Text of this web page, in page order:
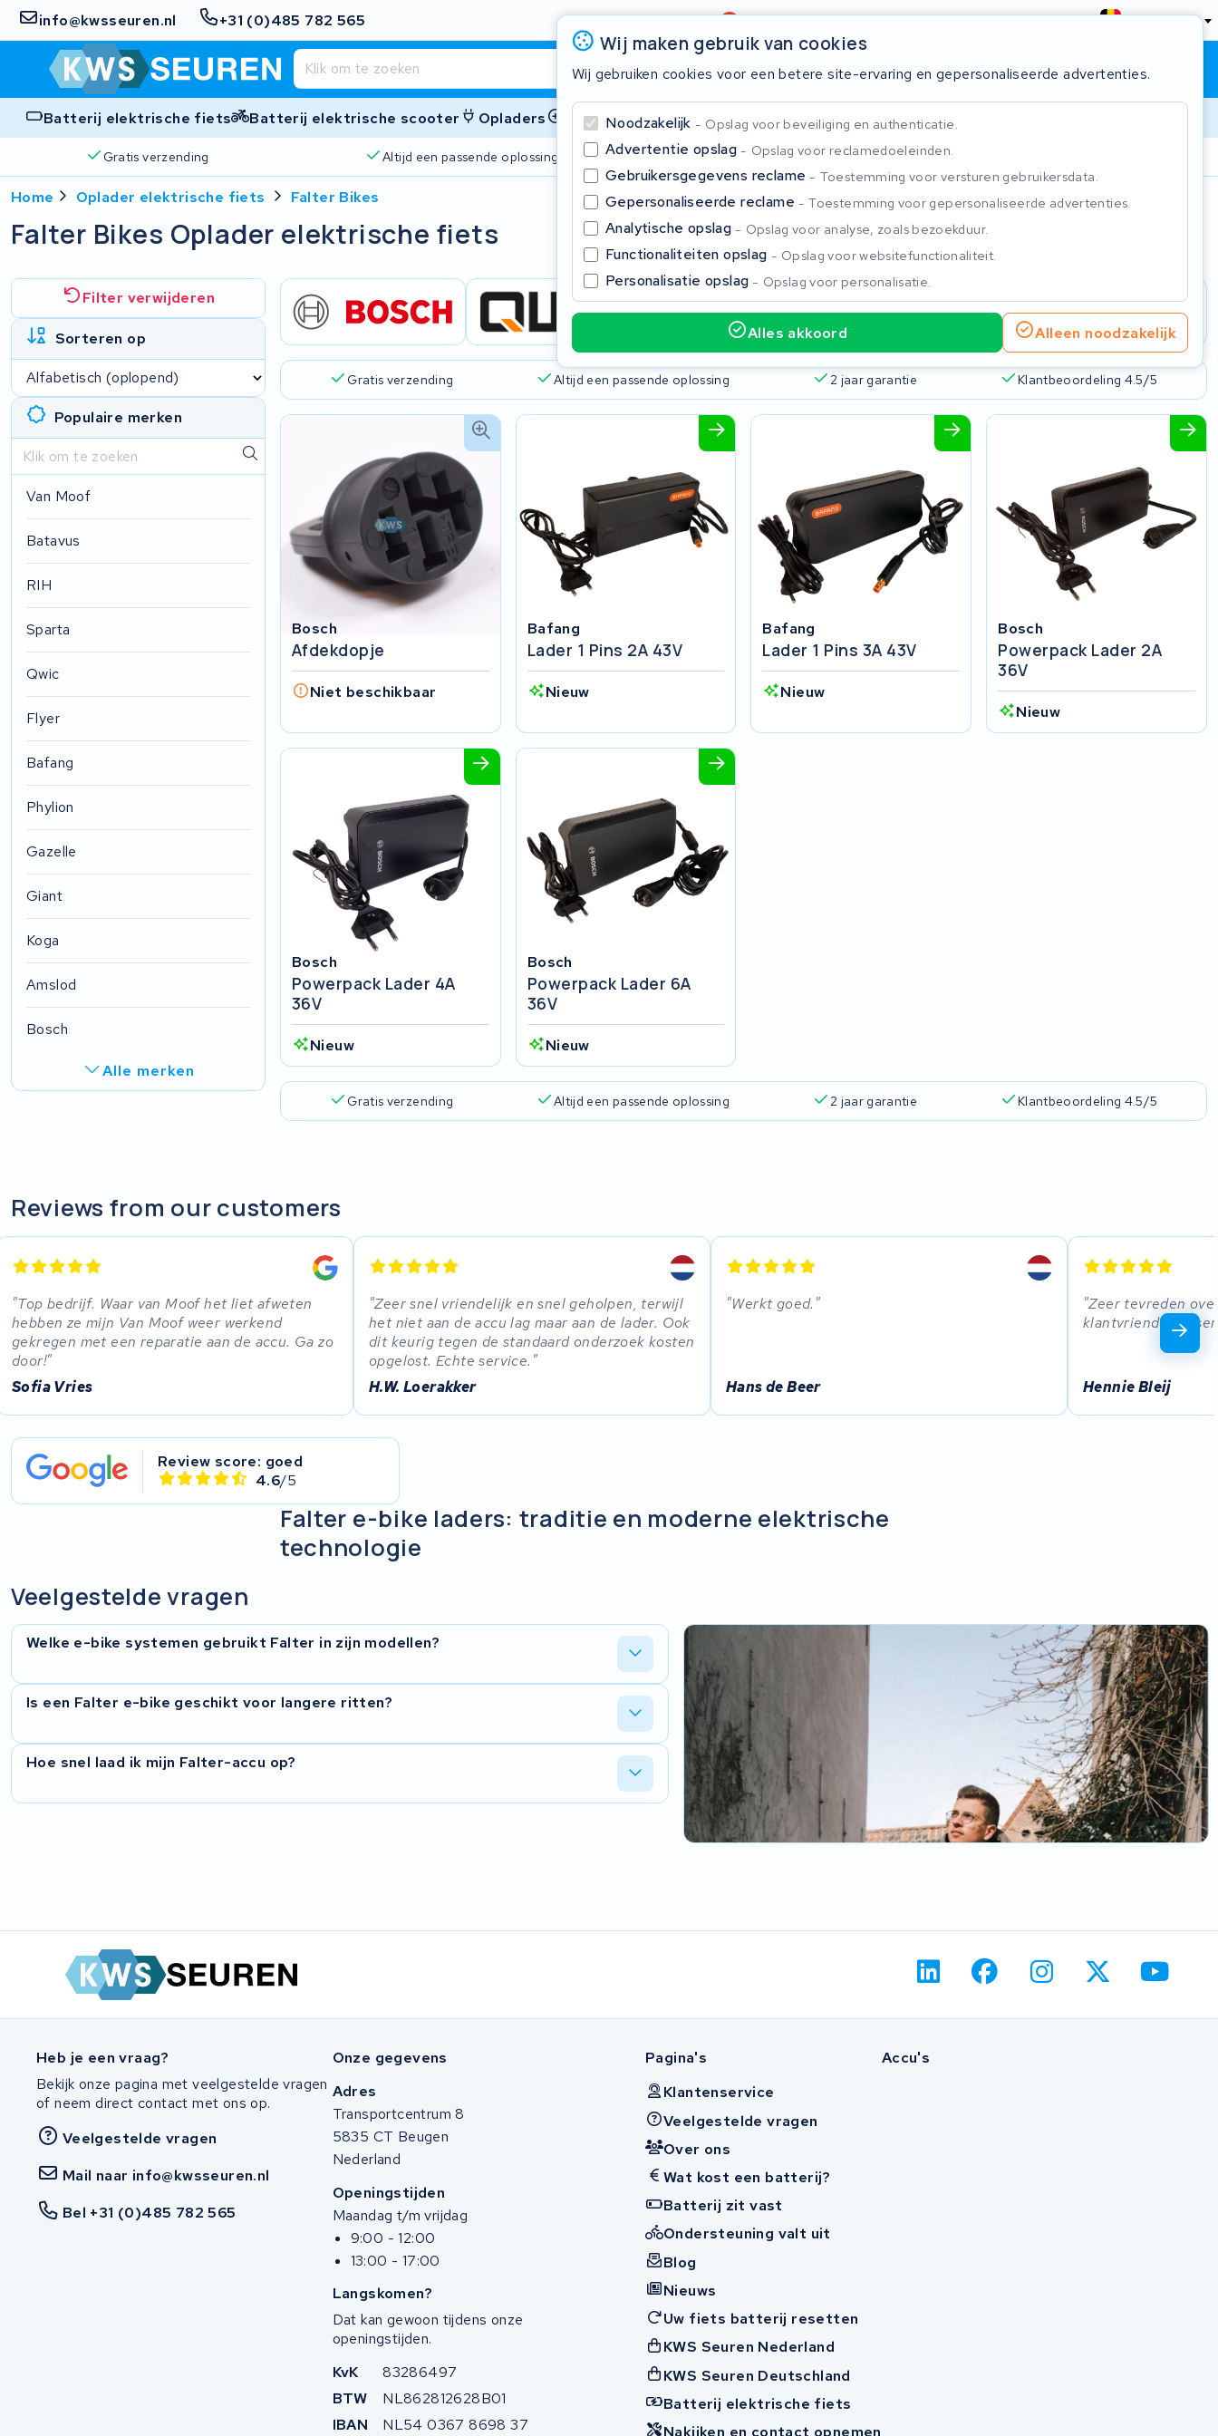
info@kwsseuren.nl +31 (0)485 782 565 Beoordeling4,6/5 België
Winkelwagen Inloggen
Batterij elektrische fiets Batterij elektrische scooter Opladers Accessoires
Gratis verzending Altijd een passende oplossing 2 jaar garantie
Wij maken gebruik van cookies
Wij gebruiken cookies voor een betere site-ervaring en gepersonaliseerde advertenties.
Noodzakelijk Opslag voor beveiliging en authenticatie.
Advertentie opslag Opslag voor reclamedoeleinden.
Gebruikersgegevens reclame Toestemming voor versturen gebruikersdata.
Gepersonaliseerde reclame Toestemming voor gepersonaliseerde advertenties.
Analytische opslag Opslag voor analyse, zoals bezoekduur.
Functionaliteiten opslag Opslag voor websitefunctionaliteit.
Personalisatie opslag Opslag voor personalisatie.
Alles akkoord Alleen noodzakelijk
Home Oplader elektrische fiets Falter Bikes
Falter Bikes Oplader elektrische fiets
Filter verwijderen
Sorteren op
Populaire merken
Van Moof
Batavus
RIH
Sparta
Qwic
Flyer
Bafang
Phylion
Gazelle
Giant
Koga
Amslod
Bosch
Alle merken
FIT E-Bike System Integration
Van Moof
Stella
KWS Seuren
Zemo
Multicycle
Batavus
Accel Group
Sinus E-Bikes
Ruff Cycles
Knaap bikes
Stromer
Gratis verzending Altijd een passende oplossing 2 jaar garantie Klantbeoordeling 4.5/5
Bosch
Afdekdopje
Niet beschikbaar
Bafang
Lader 1 Pins 2A 43V
Nieuw
Bafang
Lader 1 Pins 3A 43V
Nieuw
Bosch
Powerpack Lader 2A
36V
Nieuw
Bosch
Powerpack Lader 4A
36V
Nieuw
Bosch
Powerpack Lader 6A
36V
Nieuw
Gratis verzending Altijd een passende oplossing 2 jaar garantie Klantbeoordeling 4.5/5
Reviews from our customers
Top bedrijf. Waar van Moof het liet afweten
hebben ze mijn Van Moof weer werkend
gekregen met een reparatie aan de accu. Ga zo
door!
Sofia Vries
Zeer snel vriendelijk en snel geholpen, terwijl
het niet aan de accu lag maar aan de lader. Ook
dit keurig tegen de standaard onderzoek kosten
opgelost. Echte service.
H.W. Loerakker
Werkt goed.
Hans de Beer
Zeer tevreden
klantvriendelijk,
Hennie Bleij
Review score: goed
4.6/5
Falter e-bike laders: traditie en moderne elektrische
technologie
Veelgestelde vragen
Welke e-bike systemen gebruikt Falter in zijn modellen?
Is een Falter e-bike geschikt voor langere ritten?
Hoe snel laad ik mijn Falter-accu op?
Heb je een vraag?
Bekijk onze pagina met veelgestelde vragen
of neem direct contact met ons op.
Veelgestelde vragen
Mail naar info@kwsseuren.nl
Bel +31 (0)485 782 565
Onze gegevens
Adres
Transportcentrum 8
5835 CT Beugen
Nederland
Openingstijden
Maandag t/m vrijdag
9:00 - 12:00
13:00 - 17:00
Langskomen?
Dat kan gewoon tijdens onze
openingstijden.
KvK
83286497
BTW
NL862812628B01
IBAN
NL54 0367 8698 37
Pagina's
Klantenservice
Veelgestelde vragen
Over ons
Wat kost een batterij?
Batterij zit vast
Ondersteuning valt uit
Blog
Nieuws
Uw fiets batterij resetten
KWS Seuren Nederland
KWS Seuren Deutschland
Batterij elektrische fiets
Nakijken en contact opnemen
Accu's
Sluiten
Begin te typen in de zoekbalk om te zoeken